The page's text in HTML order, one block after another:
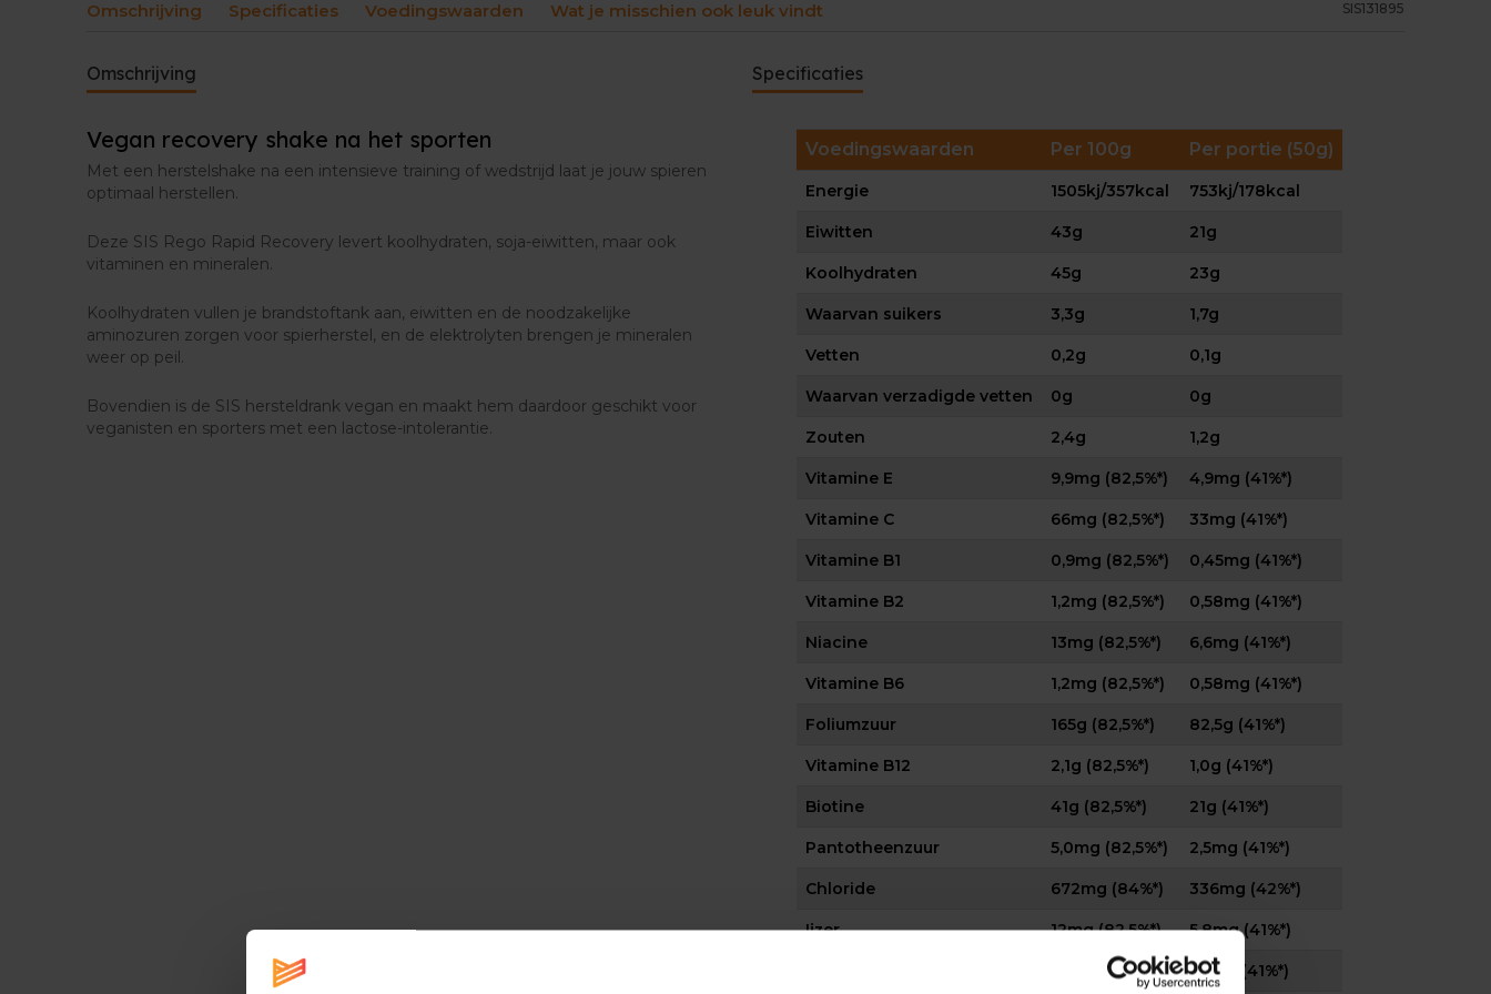
Omschrijving Specificaties Voedingswaarden Wat je misschien ook leuk vindt SIS131895
Omschrijving
Vegan recovery shake na het sporten
Met een herstelshake na een intensieve training of wedstrijd laat je jouw spieren
optimaal herstellen.
Deze SIS Rego Rapid Recovery levert koolhydraten, soja-eiwitten, maar ook
vitaminen en mineralen.
Koolhydraten vullen je brandstoftank aan, eiwitten en de noodzakelijke
aminozuren zorgen voor spierherstel, en de elektrolyten brengen je mineralen
weer op peil.
Bovendien is de SIS hersteldrank vegan en maakt hem daardoor geschikt voor
veganisten en sporters met een lactose-intolerantie.
Specificaties
Voedingswaarden Per 100g Per portie (50g)
Energie 1505kj/357kcal 753kj/178kcal
Eiwitten 43g 21g
Koolhydraten 45g 23g
Waarvan suikers 3,3g 1,7g
Vetten 0,2g 0,1g
Waarvan verzadigde vetten 0g 0g
Zouten 2,4g 1,2g
Vitamine E 9,9mg (82,5%*) 4,9mg (41%*)
Vitamine C 66mg (82,5%*) 33mg (41%*)
Vitamine B1 0,9mg (82,5%*) 0,45mg (41%*)
Vitamine B2 1,2mg (82,5%*) 0,58mg (41%*)
Niacine 13mg (82,5%*) 6,6mg (41%*)
Vitamine B6 1,2mg (82,5%*) 0,58mg (41%*)
Foliumzuur 165g (82,5%*) 82,5g (41%*)
Vitamine B12 2,1g (82,5%*) 1,0g (41%*)
Biotine 41g (82,5%*) 21g (41%*)
Pantotheenzuur 5,0mg (82,5%*) 2,5mg (41%*)
Chloride 672mg (84%*) 336mg (42%*)
Ijzer 12mg (82,5%*) 5,8mg (41%*)
8,3mg (82,5%*) 4,1mg (41%*)